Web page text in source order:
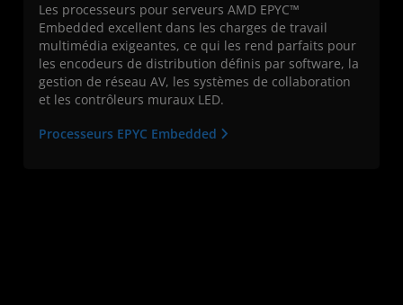
Les processeurs pour serveurs AMD EPYC™
Embedded excellent dans les charges de travail
multimédia exigeantes, ce qui les rend parfaits pour
les encodeurs de distribution définis par software, la
gestion de réseau AV, les systèmes de collaboration
et les contrôleurs muraux LED.
Processeurs EPYC Embedded